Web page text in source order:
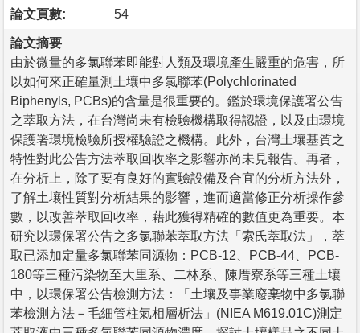
論文頁數: 54
論文摘要
由於微量的多氯聯苯即能對人類及環境產生嚴重的危害，所
以如何來正確量測土壤中多氯聯苯(Polychlorinated
Biphenyls, PCBs)的含量是很重要的。鑑於環境保護署公告
之萃取方法，在台灣尚未有檢驗機構取得認證，以及由環境
保護署環境檢驗所授權驗證之機構。此外，台灣土壤基質之
特性對此公告方法萃取回收率之影響亦尚未見報告。再者，
在分析上，除了要有良好的實驗設備及合宜的分析方法外，
了解土壤性質對分析結果的影響，進而適當修正分析操作參
數，以改善萃取回收率，藉此獲得精確的數值更為重要。本
研究以環保署公告之多氯聯苯萃取方法「索氏萃取法」，萃
取已添加定量多氯聯苯同源物：PCB-12、PCB-44、PCB-
180等三種污染物至大里系、二林系、陳厝寮系等三種土壤
中，以環保署公告檢測方法：「土壤及事業廢棄物中多氯聯
苯檢測方法－毛細管柱氣相層析法」(NIEA M619.01C)測定